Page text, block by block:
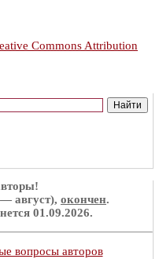
Commons Attribution
август), окончен.
01.09.2026.
вопросы авторов